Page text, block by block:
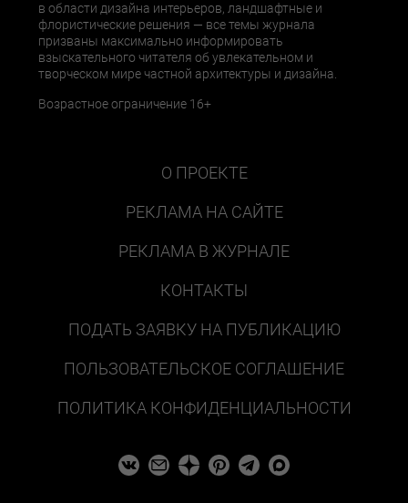
в области дизайна интерьеров, ландшафтные и
флористические решения — все темы журнала
призваны максимально информировать
взыскательного читателя об увлекательном и
творческом мире частной архитектуры и дизайна.
Возрастное ограничение 16+
О ПРОЕКТЕ
РЕКЛАМА НА САЙТЕ
РЕКЛАМА В ЖУРНАЛЕ
КОНТАКТЫ
ПОДАТЬ ЗАЯВКУ НА ПУБЛИКАЦИЮ
ПОЛЬЗОВАТЕЛЬСКОЕ СОГЛАШЕНИЕ
ПОЛИТИКА КОНФИДЕНЦИАЛЬНОСТИ